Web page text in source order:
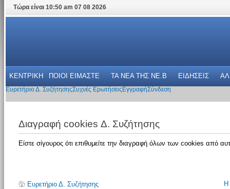
Τώρα είναι 10:50 am 07 08 2026
ΚΕΝΤΡΙΚΗ ΠΟΙΟΙ ΕΙΜΑΣΤΕ ΤΑ ΝΕΑ THΣ NE.B ΕΙΔΗΣΕΙΣ
Ευρετήριο Δ. ΣυζήτησηςΣυχνές Ερωτήσεις ΕγγραφήΣύνδεση
Διαγραφή cookies Δ. Συζήτησης
Είστε σίγουρος ότι επιθυμείτε την διαγραφή όλων των cookies από
Ευρετήριο Δ. Συζήτησης Η